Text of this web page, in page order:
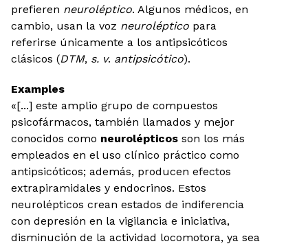
prefieren neuroléptico. Algunos médicos, en
cambio, usan la voz neuroléptico para
referirse únicamente a los antipsicóticos
clásicos (DTM, s. v. antipsicótico).
Examples
«[...] este amplio grupo de compuestos
psicofármacos, también llamados y mejor
conocidos como neurolépticos son los más
empleados en el uso clínico práctico como
antipsicóticos; además, producen efectos
extrapiramidales y endocrinos. Estos
neurolépticos crean estados de indiferencia
con depresión en la vigilancia e iniciativa,
disminución de la actividad locomotora, ya sea